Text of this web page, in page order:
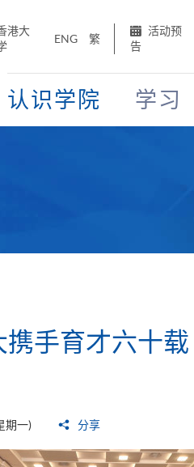
港大
ENG 繁
活动预
告
认识学院 学习
携手育才六十载
期一) 分享